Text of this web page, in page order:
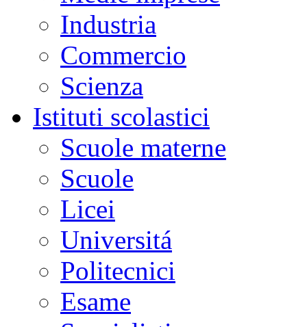
Industria
Commercio
Scienza
Istituti scolastici
Scuole materne
Scuole
Licei
Universitá
Politecnici
Esame